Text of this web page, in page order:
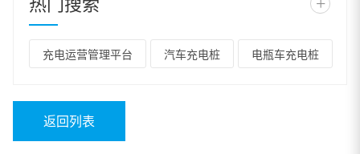
充电运营管理平台 汽车充电桩 电瓶车充电桩
返回列表